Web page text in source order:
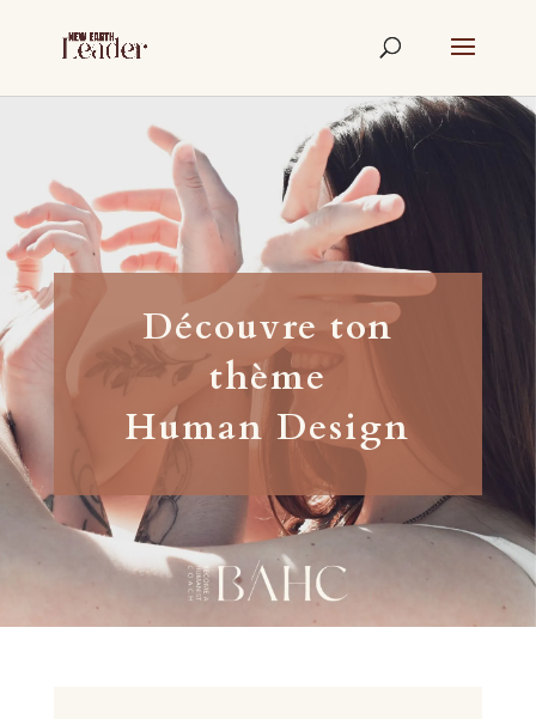
Découvre ton
thème
Human Design